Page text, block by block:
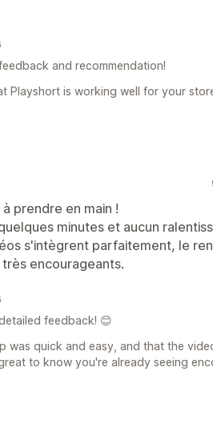
and recommendation!
Playshort is working well for your
prendre en main !
minutes et aucun
s'intègrent parfaitement, le
encourageants.
feedback! 😊
was quick and easy, and that the
to know you're already seeing